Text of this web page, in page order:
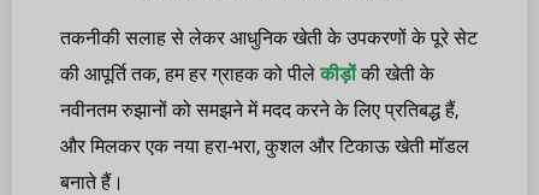
तकनीकी सलाह से लेकर आधुनिक खेती के उपकरणों के पूरे सेट
की आपूर्ति तक, हम हर ग्राहक को पीलेकीड़ोंकी खेती के
नवीनतम रुझानों को समझने में मदद करने के लिए प्रतिबद्ध हैं,
और मिलकर एक नया हरा-भरा, कुशल और टिकाऊ खेती मॉडल
बनाते हैं।